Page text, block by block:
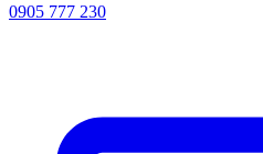
0905 777 230